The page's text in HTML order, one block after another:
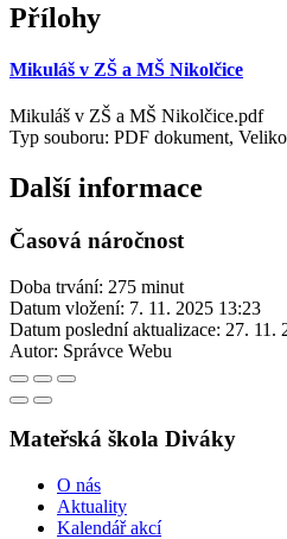
Přílohy
Mikuláš v ZŠ a MŠ Nikolčice
Mikuláš v ZŠ a MŠ Nikolčice.pdf
Typ souboru: PDF dokument,
Další informace
Časová náročnost
Doba trvání: 275 minut
Datum vložení: 7. 11. 2025 13:23
Datum poslední aktualizace: 27. 11.
Autor: Správce Webu
Mateřská škola Diváky
O nás
Aktuality
Kalendář akcí